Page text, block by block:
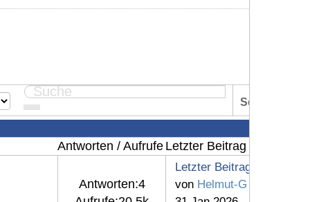
Seite:
Antworten / Aufrufe Letzter Beitrag
Antworten:4
Letzter Beitrag
von Helmut-G